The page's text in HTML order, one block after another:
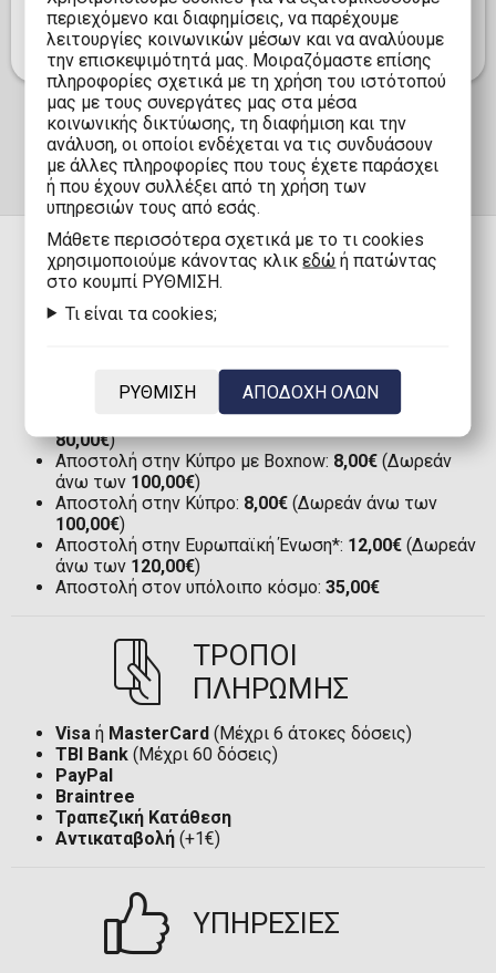
αδειοδοτημένο προϊόν είναι απαραίτητο για κάθε
συλλογή ποδοσφαιρικών αναμνηστικών.
ΠΑΡΑΔΟΣΗ
Αποστολή στην Ελλάδα με Boxnow:
Μόνο 1,90€
(Δωρεάν άνω των
80,00€ )
Αποστολή στην Ελλάδα:2,90€(Δωρεάν άνω των
80,00€)
Αποστολή στην Κύπρο με Boxnow: 8,00€ (Δωρεάν
άνω των 100,00€)
Αποστολή στην Κύπρο: 8,00€ (Δωρεάν άνω των
100,00€)
Αποστολή στην Ευρωπαϊκή Ένωση*: 12,00€ (Δωρεάν
άνω των 120,00€)
Αποστολή στον υπόλοιπο κόσμο: 35,00€
ΤΡΟΠΟΙ
ΠΛΗΡΩΜΗΣ
Visa ή MasterCard (Μέχρι 6 άτοκες δόσεις)
TBI Bank (Μέχρι 60 δόσεις)
PayPal
Braintree
Τραπεζική Κατάθεση
Αντικαταβολή (+1€)
ΥΠΗΡΕΣΙΕΣ
περιεχόμενο και διαφημίσεις, να παρέχουμε
λειτουργίες κοινωνικών μέσων και να αναλύουμε
την επισκεψιμότητά μας. Μοιραζόμαστε επίσης
πληροφορίες σχετικά με τη χρήση του ιστότοπού
μας με τους συνεργάτες μας στα μέσα
κοινωνικής δικτύωσης, τη διαφήμιση και την
ανάλυση, οι οποίοι ενδέχεται να τις συνδυάσουν
με άλλες πληροφορίες που τους έχετε παράσχει
ή που έχουν συλλέξει από τη χρήση των
υπηρεσιών τους από εσάς.
Mάθετε περισσότερα σχετικά με το τι cookies
χρησιμοποιούμε κάνοντας κλικεδώ ή πατώντας
στο κουμπί ΡΥΘΜΙΣΗ.
Τι είναι τα cookies;
ΡΥΘΜΙΣΗ ΑΠΟΔΟΧΗ ΟΛΩΝ